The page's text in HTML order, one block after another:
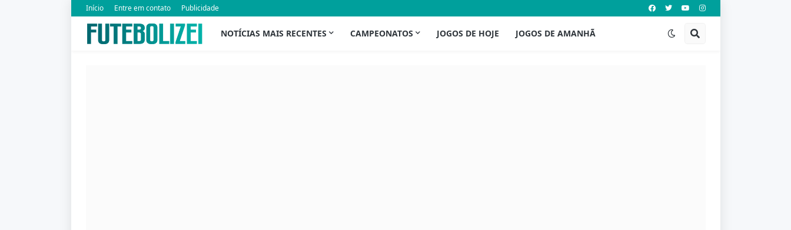
Início Entre em contato Publicidade
NOTÍCIAS MAIS RECENTES CAMPEONATOS JOGOS DE HOJE JOGOS DE AMANHÃ